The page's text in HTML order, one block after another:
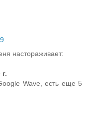
настораживает:
Wave, есть еще 5